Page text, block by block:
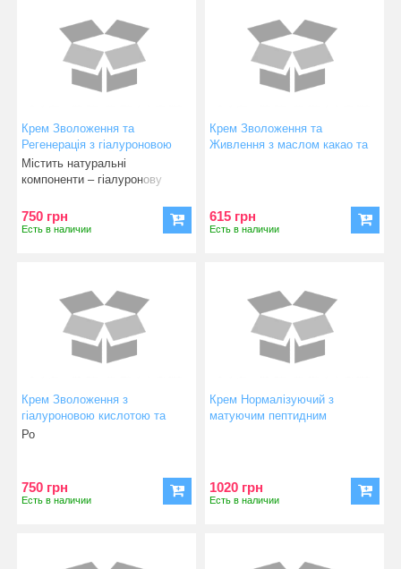
Крем Зволоження та
Регенерація з гіалуроновою
кислотою та антисептичною
дією PatchH2O Face Cream
Містить натуральні
компоненти – гіалуронову
750 грн
Есть в наличии
Крем Зволоження та
Живлення з маслом какао та
615 грн
Есть в наличии
Крем Зволоження з
гіалуроновою кислотою та
SPF захистом BioMoisturizing
Ро
750 грн
Есть в наличии
Крем Нормалізуючий з
матуючим пептидним
1020 грн
Есть в наличии